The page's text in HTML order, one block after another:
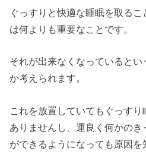
ぐっすりと快適な睡眠を取る
は何よりも重要なことです。
それが出来なくなっていると
か考えられます。
これを放置していてもぐっす
ありませんし、運良く何かのき
ができるようになっても原因